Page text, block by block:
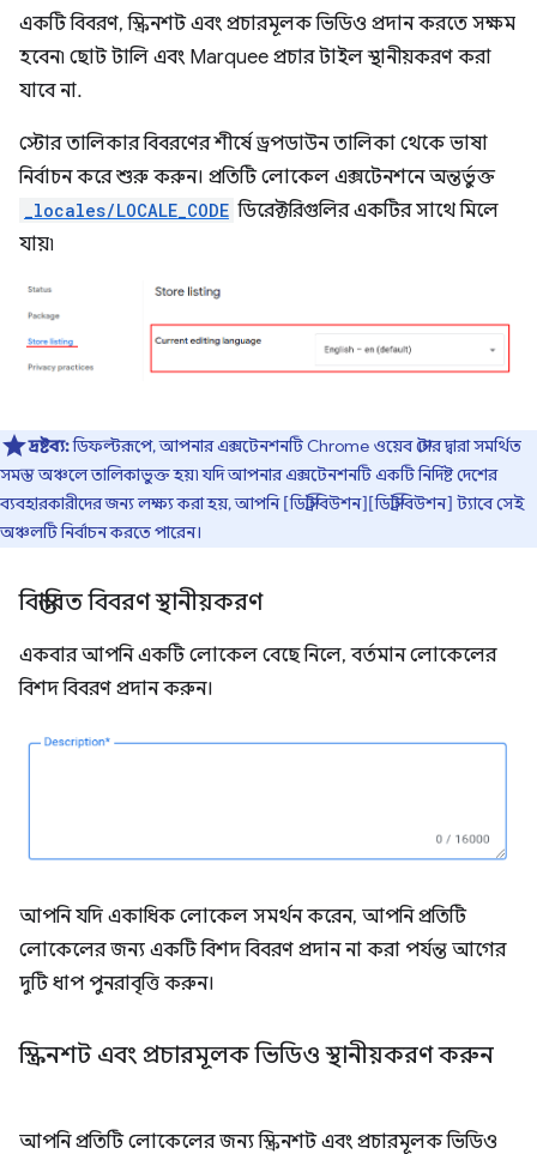
একটি বিবরণ, স্ক্রিনশট এবং প্রচারমূলক ভিডিও প্রদান করতে সক্ষম
হবেন৷ ছোট টালি এবং Marquee প্রচার টাইল স্থানীয়করণ করা
যাবে না.
স্টোর তালিকার বিবরণের শীর্ষে ড্রপডাউন তালিকা থেকে ভাষা
নির্বাচন করে শুরু করুন। প্রতিটি লোকেল এক্সটেনশনে অন্তর্ভুক্ত
_locales/LOCALE_CODE ডিরেক্টরিগুলির একটির সাথে মিলে
যায়৷
দ্রষ্টব্য:ডিফল্টরূপে, আপনার এক্সটেনশনটি Chrome ওয়েব স্টোর দ্বারা সমর্থিত
সমস্ত অঞ্চলে তালিকাভুক্ত হয়৷ যদি আপনার এক্সটেনশনটি একটি নির্দিষ্ট দেশের
ব্যবহারকারীদের জন্য লক্ষ্য করা হয়, আপনি [ডিস্ট্রিবিউশন][ডিস্ট্রিবিউশন] ট্যাবে সেই
অঞ্চলটি নির্বাচন করতে পারেন।
বিস্তারিত বিবরণ স্থানীয়করণ
একবার আপনি একটি লোকেল বেছে নিলে, বর্তমান লোকেলের
বিশদ বিবরণ প্রদান করুন।
আপনি যদি একাধিক লোকেল সমর্থন করেন, আপনি প্রতিটি
লোকেলের জন্য একটি বিশদ বিবরণ প্রদান না করা পর্যন্ত আগের
দুটি ধাপ পুনরাবৃত্তি করুন।
স্ক্রিনশট এবং প্রচারমূলক ভিডিও স্থানীয়করণ করুন
আপনি প্রতিটি লোকেলের জন্য স্ক্রিনশট এবং প্রচারমূলক ভিডিও